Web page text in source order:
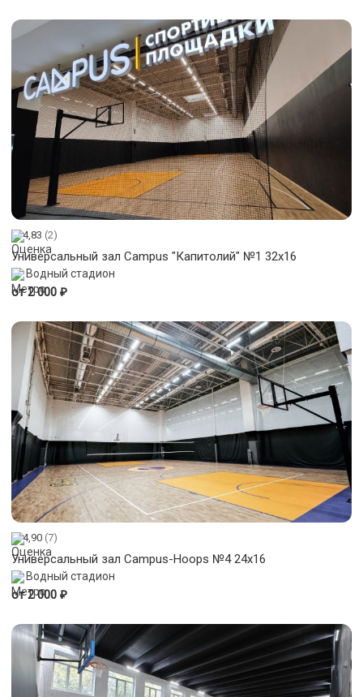
4,83 (2)
Универсальный зал Campus "Капитолий" №1 32x16
Водный стадион
от 2 000 ₽
4,90 (7)
Универсальный зал Campus-Hoops №4 24x16
Водный стадион
от 2 000 ₽